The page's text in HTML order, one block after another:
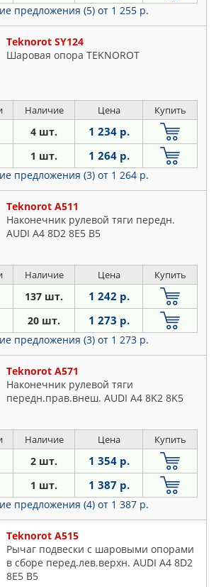
предложения (5) от 1 255 р.
Teknorot SY124
Шаровая опора TEKNOROT
Наличие Цена Купить
4 шт. 1 234 р.
1 шт. 1 264 р.
предложения (3) от 1 264 р.
Teknorot A511
Наконечник рулевой тяги передн.
AUDI A4 8D2 8E5 B5
Наличие Цена Купить
137 шт. 1 242 р.
20 шт. 1 273 р.
предложения (3) от 1 273 р.
Teknorot A571
Наконечник рулевой тяги
передн.прав.внеш. AUDI A4 8K2 8K5
Наличие Цена Купить
2 шт. 1 354 р.
1 шт. 1 387 р.
предложения (4) от 1 387 р.
Teknorot A515
Рычаг подвески с шаровыми опорами
в сборе перед.лев.верхн. AUDI A4 8D2
8E5 B5